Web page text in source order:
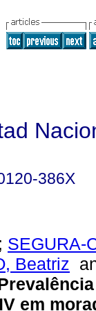
386X
; SEGURA-
Beatriz
em